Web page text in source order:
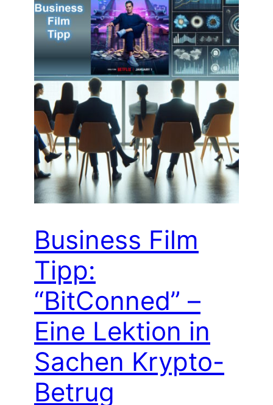
Business Film
Tipp:
“BitConned” –
Eine Lektion in
Sachen Krypto-
Betrug